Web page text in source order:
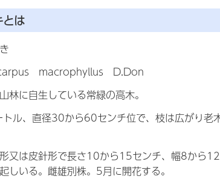
は
macrophyllus D.Don
林に自生している常緑の高木。
ル、直径30から60センチ位で、枝は広がり老
又は皮針形で長さ10から15センチ、幅8から
しいる。雌雄別株。5月に開花する。